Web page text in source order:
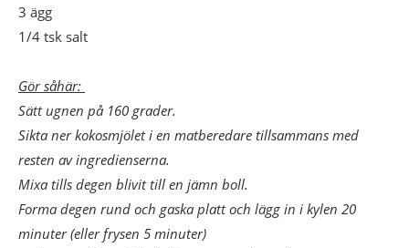
3 ägg
1/4 tsk salt
Gör såhär:
Sätt ugnen på 160 grader.
Sikta ner kokosmjölet i en matberedare tillsammans med
resten av ingredienserna.
Mixa tills degen blivit till en jämn boll.
Forma degen rund och gaska platt och lägg in i kylen 20
minuter (eller frysen 5 minuter)